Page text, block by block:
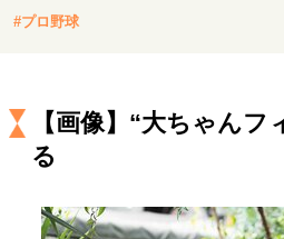
表現者の葛藤
キャリア・働き方
セカンドキャリアの描き方
夢を掴む選択
#プロ野球
【画像】 “大ちゃんフ
る